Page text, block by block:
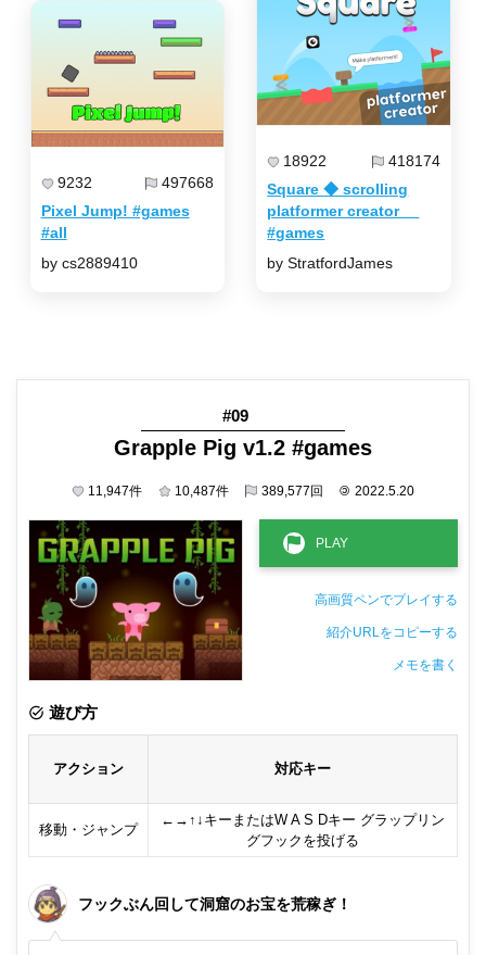
9232 497668
Pixel Jump! #games
#all
by cs2889410
18922 418174
Square ◆ scrolling
platformer creator
#games
by StratfordJames
#09
Grapple Pig v1.2 #games
11,947件 10,487件 389,577回 © 2022.5.20
高画質ペンでプレイする
紹介URLをコピーする
メモを書く
遊び方
アクション 対応キー
移動・ジャンプ
←→↑↓キーまたはW A S Dキー グラップリン
グフックを投げる
フックぶん回して洞窟のお宝を荒稼ぎ！